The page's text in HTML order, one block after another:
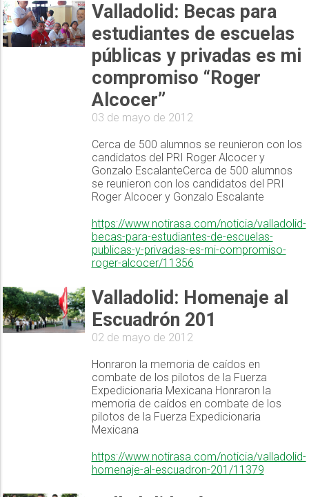
Valladolid: Becas para
estudiantes de escuelas
públicas y privadas es mi
compromiso “Roger
Alcocer”
03 de mayo de 2012
Cerca de 500 alumnos se reunieron con los
candidatos del PRI Roger Alcocer y
Gonzalo EscalanteCerca de 500 alumnos
se reunieron con los candidatos del PRI
Roger Alcocer y Gonzalo Escalante
https://www.notirasa.com/noticia/valladolid-
becas-para-estudiantes-de-escuelas-
publicas-y-privadas-es-mi-compromiso-
roger-alcocer/11356
Valladolid: Homenaje al
Escuadrón 201
02 de mayo de 2012
Honraron la memoria de caídos en
combate de los pilotos de la Fuerza
Expedicionaria Mexicana Honraron la
memoria de caídos en combate de los
pilotos de la Fuerza Expedicionaria
Mexicana
https://www.notirasa.com/noticia/valladolid-
homenaje-al-escuadron-201/11379